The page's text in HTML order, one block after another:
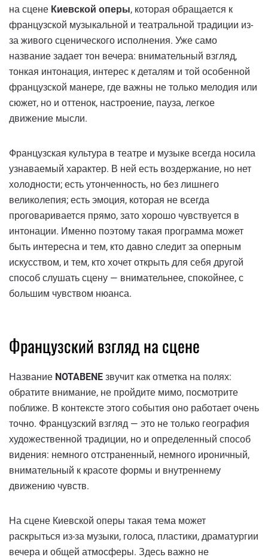
на сцене Киевской оперы, которая обращается к
французской музыкальной и театральной традиции из-
за живого сценического исполнения. Уже само
название задает тон вечера: внимательный взгляд,
тонкая интонация, интерес к деталям и той особенной
французской манере, где важны не только мелодия или
сюжет, но и оттенок, настроение, пауза, легкое
движение мысли.
Французская культура в театре и музыке всегда носила
узнаваемый характер. В ней есть воздержание, но нет
холодности; есть утонченность, но без лишнего
великолепия; есть эмоция, которая не всегда
проговаривается прямо, зато хорошо чувствуется в
интонации. Именно поэтому такая программа может
быть интересна и тем, кто давно следит за оперным
искусством, и тем, кто хочет открыть для себя другой
способ слушать сцену — внимательнее, спокойнее, с
большим чувством нюанса.
Французский взгляд на сцене
Название NOTABENE звучит как отметка на полях:
обратите внимание, не пройдите мимо, посмотрите
поближе. В контексте этого события оно работает очень
точно. Французский взгляд — это не только география
художественной традиции, но и определенный способ
видения: немного отстраненный, немного ироничный,
внимательный к красоте формы и внутреннему
движению чувств.
На сцене Киевской оперы такая тема может
раскрыться из-за музыки, голоса, пластики, драматургии
вечера и общей атмосферы. Здесь важно не